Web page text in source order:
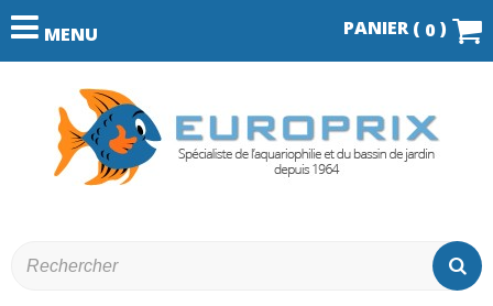
MENU PANIER ( 0 )